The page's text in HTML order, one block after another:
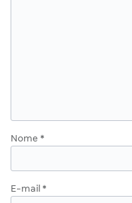
Nome *
E-mail *